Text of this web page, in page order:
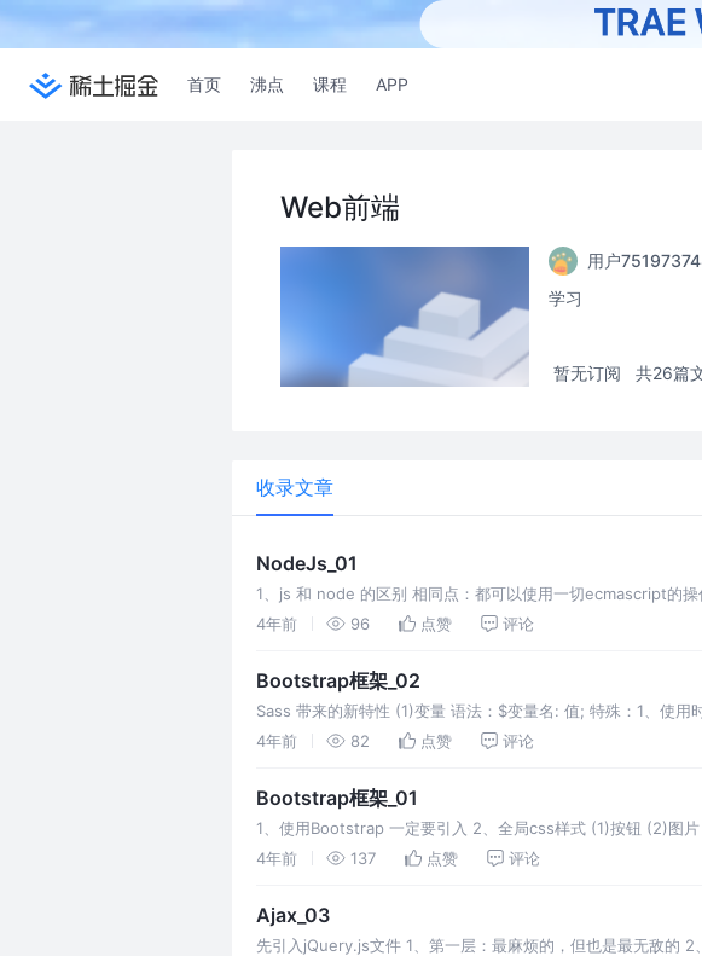
首页 沸点 课程 APP
Web前端
用户
学习
暂无订阅 共26篇
收录文章
NodeJs_01
1、js 和 node 的区别 相同点：都可以使用一切ecmascript的
IE） 不同点：1、javascr
4年前 96 点赞 评论
Bootstrap框架_02
Sass 带来的新特性 (1)变量 语法：$变量名: 值; 特殊：1、使
可以 (2)嵌套 编译后：
4年前 82 点赞 评论
Bootstrap框架_01
1、使用Bootstrap 一定要引入 2、全局css样式 (1)按钮 (2)图
茂
4年前 137 点赞 评论
Ajax_03
先引入jQuery.js文件 1、第一层：最麻烦的，但也是最无敌的